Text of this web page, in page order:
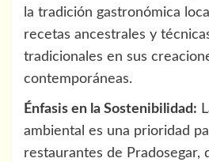
la tradición gastronómica
recetas ancestrales y
tradicionales en sus
contemporáneas.
Énfasis en la Sostenibilidad:
ambiental es una prioridad
restaurantes de Pradosegar,